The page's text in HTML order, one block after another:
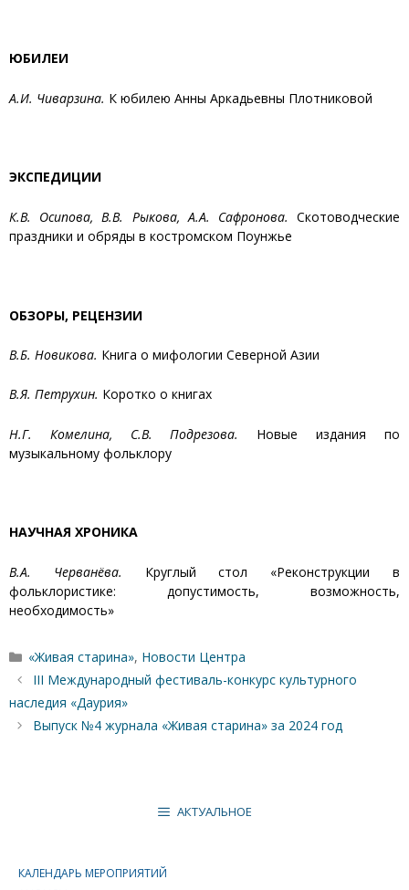
ЮБИЛЕИ
А.И. Чиварзина. К юбилею Анны Аркадьевны Плотниковой
ЭКСПЕДИЦИИ
К.В. Осипова, В.В. Рыкова, А.А. Сафронова. Скотоводческие
праздники и обряды в костромском Поунжье
ОБЗОРЫ, РЕЦЕНЗИИ
В.Б. Новикова. Книга о мифологии Северной Азии
В.Я. Петрухин. Коротко о книгах
Н.Г. Комелина, С.В. Подрезова.
Новые издания по
музыкальному фольклору
НАУЧНАЯ ХРОНИКА
В.А. Черванёва. Круглый стол «Реконструкции в
фольклористике: допустимость, возможность,
необходимость»
Рубрики
«Живая старина», Новости Центра
III Международный фестиваль-конкурс культурного
наследия «Даурия»
Выпуск №4 журнала «Живая старина» за 2024 год
АКТУАЛЬНОЕ
КАЛЕНДАРЬ МЕРОПРИЯТИЙ